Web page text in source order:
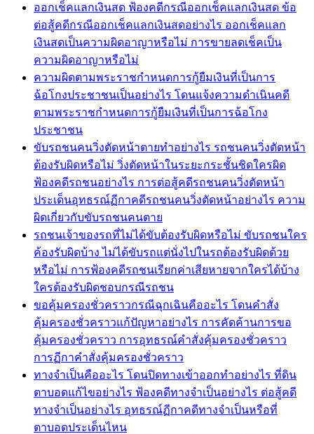
ออกเช็คแลกเงินสด ฟ้องคดีกรณีออกเช็คแลกเงินสด ข้อ
ต่อสู้คดีกรณีออกเช็คแลกเงินสดอย่างไร ออกเช็คแลก
เงินสดเป็นความผิดอาญาหรือไม่ การขายลดเช็คเป็น
ความผิดอาญาหรือไม่
ความผิดตามพระราชกำหนดการกู้ยืมเงินที่เป็นการ
ฉ้อโกงประชาชนเป็นอย่างไร โดนแจ้งความดำเนินคดี
ตามพระราชกำหนดการกู้ยืมเงินที่เป็นการฉ้อโกง
ประชาชน
ขับรถชนคนวิ่งตัดหน้าตายทำอย่างไร รถชนคนวิ่งตัดหน้า
ต้องรับผิดหรือไม่ วิ่งตัดหน้าในระยะกระชั้นชิดใครผิด
ฟ้องคดีรถชนอย่างไร การต่อสู้คดีรถชนคนวิ่งตัดหน้า
ประเด็นอุทธรณ์ฏีกาคดีรถชนคนวิ่งตัดหน้าอย่างไร ความ
ผิดเกี่ยวกับขับรถชนคนตาย
รถชนเจ้าของรถที่ไม่ได้ขับต้องรับผิดหรือไม่ ขับรถชนใคร
ค้องรับผิดบ้าง ไม่ได้ขับรถแต่นั่งไปในรถต้องรับผิดด้วย
หรือไม่ การฟ้องคดีรถชนเรียกค่าเสียหายจากใครได้บ้าง
ใครต้องรับผิดชอบกรณีรถชน
ขอคุ้มครองชั่วคราวกรณีฉุกเฉินคืออะไร โดนคำสั่ง
คุ้มครองชั่วคราวแก้ปัญหาอย่างไร การคัดค้านการขอ
คุ้มครองชั่วคราว การอุทธรณ์คำสั่งคุ้มครองชั่วคราว
การฏีกาคำสั่งคุ้มครองชั่วคราว
ทางจำเป็นคืออะไร โดนปิดทางเข้าออกทำอย่างไร ที่ดิน
ตาบอดแก้ไขอย่างไร ฟ้องคดีทางจำเป็นอย่างไร ต่อสู้คดี
ทางจำเป็นอย่างไร อุทธรณ์ฏีกาคดีทางจำเป็นหรือที่
ตาบอดประเด็นไหน